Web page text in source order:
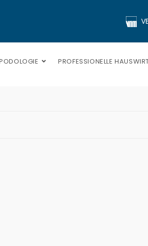
PROFESSIONELLE